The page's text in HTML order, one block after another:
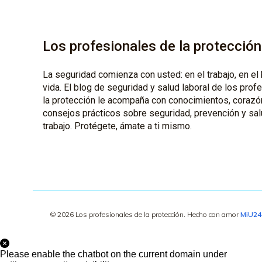
Los profesionales de la protección
La seguridad comienza con usted: en el trabajo, en el
vida. El blog de seguridad y salud laboral de los
la protección le acompaña con conocimientos,
consejos prácticos sobre seguridad, prevención y
trabajo. Protégete, ámate a ti mismo.
© 2026 Los profesionales de la protección. Hecho con amor
Please enable the chatbot on the current domain under